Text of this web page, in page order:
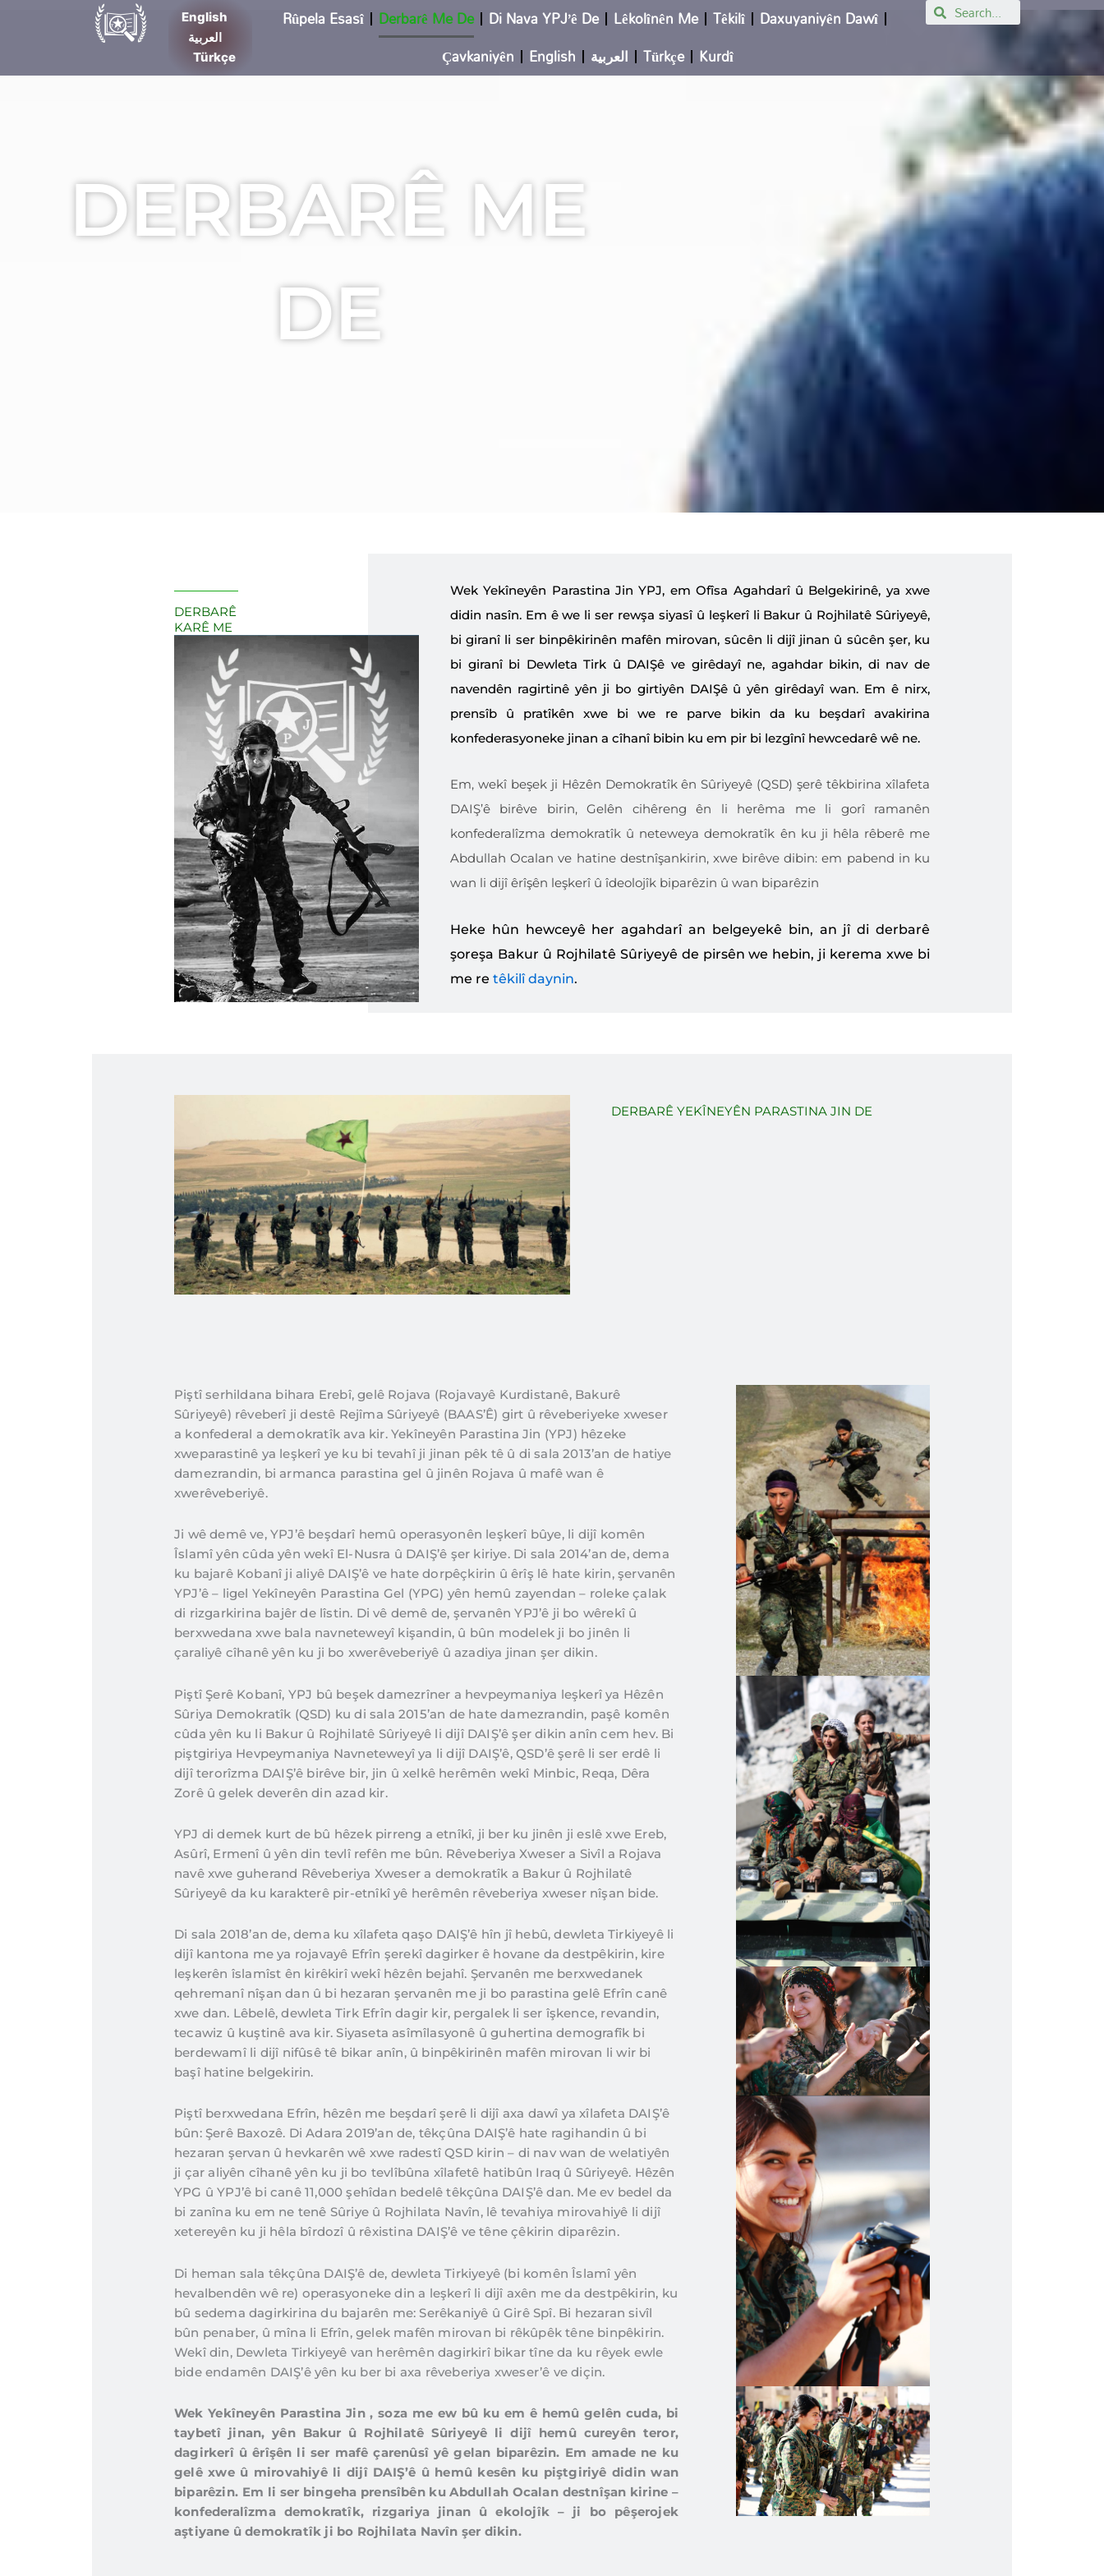
English
العربية
Türkçe
Rûpela Esasî Derbarê Me De Di Nava YPJ’ê De Lêkolînên Me Têkilî Daxuyaniyên Dawî
Çavkaniyên
English العربية Türkçe Kurdî
Search
DERBARÊ ME
DE
DERBARÊ
KARÊ ME
Wek Yekîneyên Parastina Jin YPJ, em Ofîsa Agahdarî û Belgekirinê, ya xwe
didin nasîn. Em ê we li ser rewşa siyasî û leşkerî li Bakur û Rojhilatê Sûriyeyê,
bi giranî li ser binpêkirinên mafên mirovan, sûcên li dijî jinan û sûcên şer, ku
bi giranî bi Dewleta Tirk û DAIŞê ve girêdayî ne, agahdar bikin, di nav de
navendên ragirtinê yên ji bo girtiyên DAIŞê û yên girêdayî wan. Em ê nirx,
prensîb û pratîkên xwe bi we re parve bikin da ku beşdarî avakirina
konfederasyoneke jinan a cîhanî bibin ku em pir bi lezgînî hewcedarê wê ne.
Em, wekî beşek ji Hêzên Demokratîk ên Sûriyeyê (QSD) şerê têkbirina xîlafeta
DAIŞ’ê birêve birin, Gelên cihêreng ên li herêma me li gorî ramanên
konfederalîzma demokratîk û neteweya demokratîk ên ku ji hêla rêberê me
Abdullah Ocalan ve hatine destnîşankirin, xwe birêve dibin: em pabend in ku
wan li dijî êrîşên leşkerî û îdeolojîk biparêzin û wan biparêzin
Heke hûn hewceyê her agahdarî an belgeyekê bin, an jî di derbarê
şoreşa Bakur û Rojhilatê Sûriyeyê de pirsên we hebin, ji kerema xwe bi
me re têkilî daynin.
DERBARÊ YEKÎNEYÊN PARASTINA JIN DE
Piştî serhildana bihara Erebî, gelê Rojava (Rojavayê Kurdistanê, Bakurê
Sûriyeyê) rêveberî ji destê Rejîma Sûriyeyê (BAAS’Ê) girt û rêveberiyeke xweser
a konfederal a demokratîk ava kir. Yekîneyên Parastina Jin (YPJ) hêzeke
xweparastinê ya leşkerî ye ku bi tevahî ji jinan pêk tê û di sala 2013’an de hatiye
damezrandin, bi armanca parastina gel û jinên Rojava û mafê wan ê
xwerêveberiyê.
Ji wê demê ve, YPJ’ê beşdarî hemû operasyonên leşkerî bûye, li dijî komên
Îslamî yên cûda yên wekî El-Nusra û DAIŞ’ê şer kiriye. Di sala 2014’an de, dema
ku bajarê Kobanî ji aliyê DAIŞ’ê ve hate dorpêçkirin û êrîş lê hate kirin, şervanên
YPJ’ê – ligel Yekîneyên Parastina Gel (YPG) yên hemû zayendan – roleke çalak
di rizgarkirina bajêr de lîstin. Di vê demê de, şervanên YPJ’ê ji bo wêrekî û
berxwedana xwe bala navneteweyî kişandin, û bûn modelek ji bo jinên li
çaraliyê cîhanê yên ku ji bo xwerêveberiyê û azadiya jinan şer dikin.
Piştî Şerê Kobanî, YPJ bû beşek damezrîner a hevpeymaniya leşkerî ya Hêzên
Sûriya Demokratîk (QSD) ku di sala 2015’an de hate damezrandin, paşê komên
cûda yên ku li Bakur û Rojhilatê Sûriyeyê li dijî DAIŞ’ê şer dikin anîn cem hev. Bi
piştgiriya Hevpeymaniya Navneteweyî ya li dijî DAIŞ’ê, QSD’ê şerê li ser erdê li
dijî terorîzma DAIŞ’ê birêve bir, jin û xelkê herêmên wekî Minbic, Reqa, Dêra
Zorê û gelek deverên din azad kir.
YPJ di demek kurt de bû hêzek pirreng a etnîkî, ji ber ku jinên ji eslê xwe Ereb,
Asûrî, Ermenî û yên din tevlî refên me bûn. Rêveberiya Xweser a Sivîl a Rojava
navê xwe guherand Rêveberiya Xweser a demokratîk a Bakur û Rojhilatê
Sûriyeyê da ku karakterê pir-etnîkî yê herêmên rêveberiya xweser nîşan bide.
Di sala 2018’an de, dema ku xîlafeta qaşo DAIŞ’ê hîn jî hebû, dewleta Tirkiyeyê li
dijî kantona me ya rojavayê Efrîn şerekî dagirker ê hovane da destpêkirin, kire
leşkerên îslamîst ên kirêkirî wekî hêzên bejahî. Şervanên me berxwedanek
qehremanî nîşan dan û bi hezaran şervanên me ji bo parastina gelê Efrîn canê
xwe dan. Lêbelê, dewleta Tirk Efrîn dagir kir, pergalek li ser îşkence, revandin,
tecawiz û kuştinê ava kir. Siyaseta asîmîlasyonê û guhertina demografîk bi
berdewamî li dijî nifûsê tê bikar anîn, û binpêkirinên mafên mirovan li wir bi
başî hatine belgekirin.
Piştî berxwedana Efrîn, hêzên me beşdarî şerê li dijî axa dawî ya xîlafeta DAIŞ’ê
bûn: Şerê Baxozê. Di Adara 2019’an de, têkçûna DAIŞ’ê hate ragihandin û bi
hezaran şervan û hevkarên wê xwe radestî QSD kirin – di nav wan de welatiyên
ji çar aliyên cîhanê yên ku ji bo tevlîbûna xîlafetê hatibûn Iraq û Sûriyeyê. Hêzên
YPG û YPJ’ê bi canê 11,000 şehîdan bedelê têkçûna DAIŞ’ê dan. Me ev bedel da
bi zanîna ku em ne tenê Sûriye û Rojhilata Navîn, lê tevahiya mirovahiyê li dijî
xetereyên ku ji hêla bîrdozî û rêxistina DAIŞ’ê ve têne çêkirin diparêzin.
Di heman sala têkçûna DAIŞ’ê de, dewleta Tirkiyeyê (bi komên Îslamî yên
hevalbendên wê re) operasyoneke din a leşkerî li dijî axên me da destpêkirin, ku
bû sedema dagirkirina du bajarên me: Serêkaniyê û Girê Spî. Bi hezaran sivîl
bûn penaber, û mîna li Efrîn, gelek mafên mirovan bi rêkûpêk têne binpêkirin.
Wekî din, Dewleta Tirkiyeyê van herêmên dagirkirî bikar tîne da ku rêyek ewle
bide endamên DAIŞ’ê yên ku ber bi axa rêveberiya xweser’ê ve diçin.
Wek Yekîneyên Parastina Jin , soza me ew bû ku em ê hemû gelên cuda, bi
taybetî jinan, yên Bakur û Rojhilatê Sûriyeyê li dijî hemû cureyên teror,
dagirkerî û êrîşên li ser mafê çarenûsî yê gelan biparêzin. Em amade ne ku
gelê xwe û mirovahiyê li dijî DAIŞ’ê û hemû kesên ku piştgiriyê didin wan
biparêzin. Em li ser bingeha prensîbên ku Abdullah Ocalan destnîşan kirine –
konfederalîzma demokratîk, rizgariya jinan û ekolojîk – ji bo pêşerojek
aştiyane û demokratîk ji bo Rojhilata Navîn şer dikin.